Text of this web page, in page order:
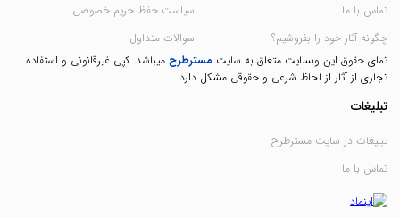
تماس با ما
چگونه آثار خود را بفروشیم؟
سیاست حفظ حریم خصوصی
سوالات متداول
تمای حقوق این وبسایت متعلق به سایت مسترطرح میباشد. کپی غیرقانونی و استفاده
تجاری از آثار از لحاظ شرعی و حقوقی مشکل دارد
تبلیغات
تبلیغات در سایت مسترطرح
تماس با ما